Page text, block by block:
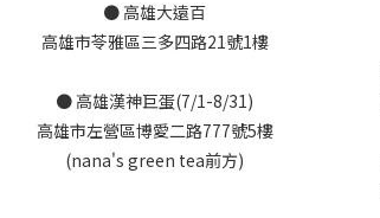
● 高雄大遠百
高雄市苓雅區三多四路21號1樓
● 高雄漢神巨蛋(7/1-8/31)
高雄市左營區博愛二路777號5樓
(nana's green tea前方)